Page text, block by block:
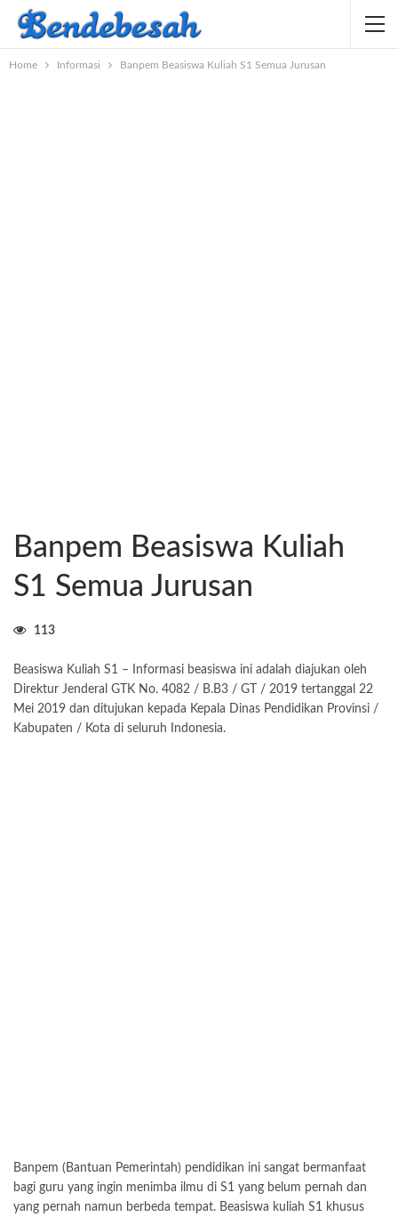
Home Informasi Banpem Beasiswa Kuliah S1 Semua Jurusan
Banpem Beasiswa Kuliah
S1 Semua Jurusan
113
Beasiswa Kuliah S1 – Informasi beasiswa ini adalah diajukan oleh
Direktur Jenderal GTK No. 4082 / B.B3 / GT / 2019 tertanggal 22
Mei 2019 dan ditujukan kepada Kepala Dinas Pendidikan Provinsi /
Kabupaten / Kota di seluruh Indonesia.
Banpem (Bantuan Pemerintah) pendidikan ini sangat bermanfaat
bagi guru yang ingin menimba ilmu di S1 yang belum pernah dan
yang pernah namun berbeda tempat. Beasiswa kuliah S1 khusus